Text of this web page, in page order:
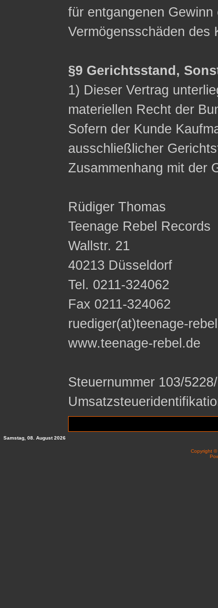
für entgangenen Gewinn
Vermögensschäden des
§9 Gerichtsstand,
1) Dieser Vertrag
materiellen Recht der
Sofern der Kunde
ausschließlicher
Zusammenhang mit der
Rüdiger Thomas
Teenage Rebel Records
Wallstr. 21
40213 Düsseldorf
Tel. 0211-324062
Fax 0211-324062
ruediger(at)teenage-
www.teenage-rebel.de
Steuernummer 103/
Samstag, 08. August 2026
Copyright